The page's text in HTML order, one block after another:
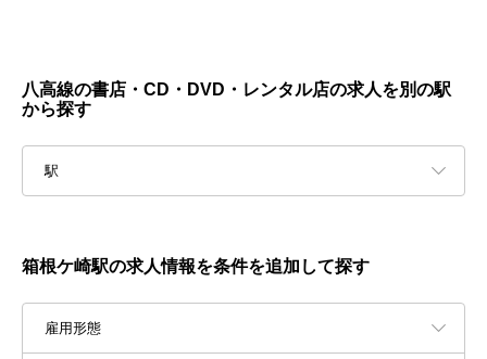
八高線の書店・CD・DVD・レンタル店の求人を別の駅
から探す
駅
箱根ケ崎駅の求人情報を条件を追加して探す
雇用形態